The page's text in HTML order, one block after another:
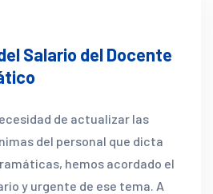
Salario del Docente
de actualizar las
del personal que dicta
hemos acordado el
y urgente de ese tema. A